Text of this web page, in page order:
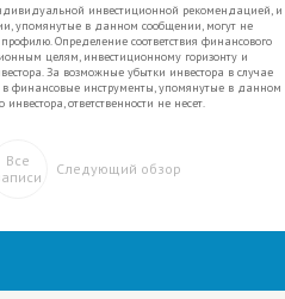
инвестиционной рекомендацией, и
упомянутые в данном сообщении, могут не
Определение соответствия финансового
целям, инвестиционному горизонту и
За возможные убытки инвестора в случае
финансовые инструменты, упомянутые в данном
ответственности не несет.
Все
Следующий обзор